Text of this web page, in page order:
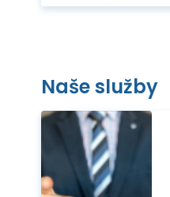
Naše služby